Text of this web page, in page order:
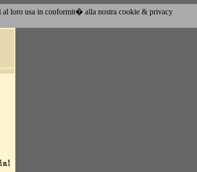
al loro usa in conformit� alla nostra cookie & privacy